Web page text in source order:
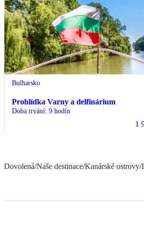
Bulharsko
Prohlídka Varny a delfinárium
Doba trvání: 9 hodin
1
Dovolená/Naše destinace/Kanárské ostrovy/